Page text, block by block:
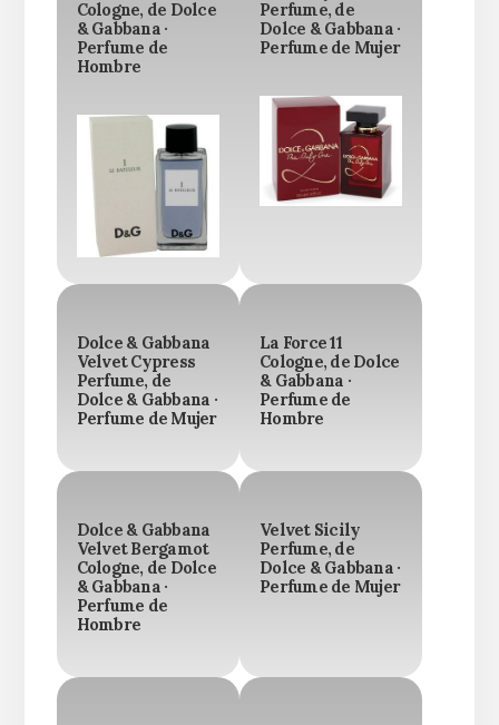
Cologne, de Dolce
& Gabbana ·
Perfume de
Hombre
Perfume, de
Dolce & Gabbana ·
Perfume de Mujer
Dolce & Gabbana
Velvet Cypress
Perfume, de
Dolce & Gabbana ·
Perfume de Mujer
La Force 11
Cologne, de Dolce
& Gabbana ·
Perfume de
Hombre
Dolce & Gabbana
Velvet Bergamot
Cologne, de Dolce
& Gabbana ·
Perfume de
Hombre
Velvet Sicily
Perfume, de
Dolce & Gabbana ·
Perfume de Mujer